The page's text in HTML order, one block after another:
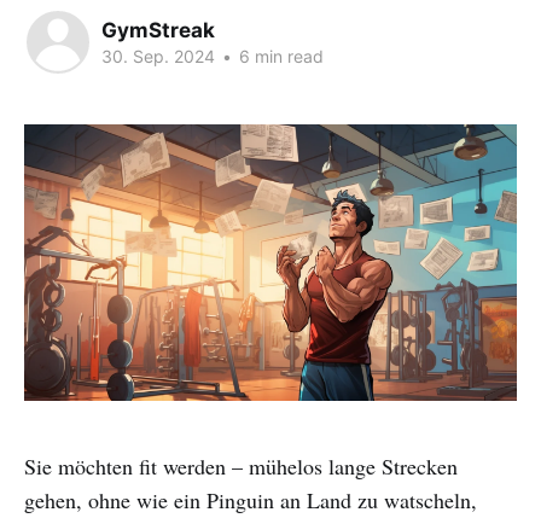
GymStreak
30. Sep. 2024 • 6 min read
Sie möchten fit werden – mühelos lange Strecken
gehen, ohne wie ein Pinguin an Land zu watscheln,